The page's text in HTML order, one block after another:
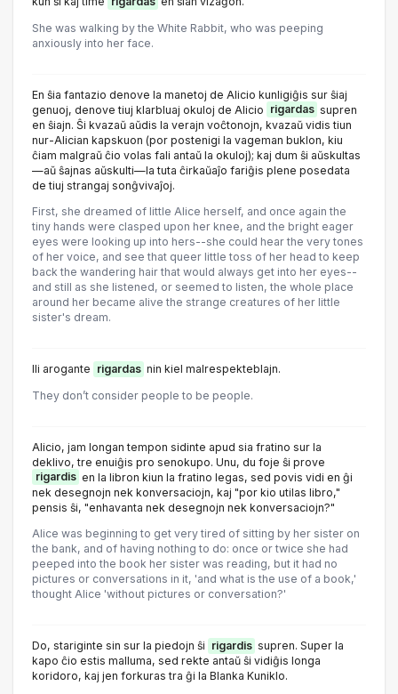
She was walking by the White Rabbit, who was peeping
anxiously into her face.
En ŝia fantazio denove la manetoj de Alicio kunligiĝis sur ŝiaj
genuoj, denove tiuj klarbluaj okuloj de Alicio rigardas supren
en ŝiajn. Ŝi kvazaŭ aŭdis la verajn voĉtonojn, kvazaŭ vidis tiun
nur-Alician kapskuon (por postenigi la vageman buklon, kiu
ĉiam malgraŭ ĉio volas fali antaŭ la okuloj); kaj dum ŝi aŭskultas
—aŭ ŝajnas aŭskulti—la tuta ĉirkaŭaĵo fariĝis plene posedata
de tiuj strangaj sonĝvivaĵoj.
First, she dreamed of little Alice herself, and once again the
tiny hands were clasped upon her knee, and the bright eager
eyes were looking up into hers--she could hear the very tones
of her voice, and see that queer little toss of her head to keep
back the wandering hair that would always get into her eyes--
and still as she listened, or seemed to listen, the whole place
around her became alive the strange creatures of her little
sister's dream.
Ili arogante rigardas nin kiel malrespekteblajn.
They don’t consider people to be people.
Alicio, jam longan tempon sidinte apud sia fratino sur la
deklivo, tre enuiĝis pro senokupo. Unu, du foje ŝi prove
rigardis en la libron kiun la fratino legas, sed povis vidi en ĝi
nek desegnojn nek konversaciojn, kaj "por kio utilas libro,"
pensis ŝi, "enhavanta nek desegnojn nek konversaciojn?"
Alice was beginning to get very tired of sitting by her sister on
the bank, and of having nothing to do: once or twice she had
peeped into the book her sister was reading, but it had no
pictures or conversations in it, 'and what is the use of a book,'
thought Alice 'without pictures or conversation?'
Do, stariginte sin sur la piedojn ŝi rigardis supren. Super la
kapo ĉio estis malluma, sed rekte antaŭ ŝi vidiĝis longa
koridoro, kaj jen forkuras tra ĝi la Blanka Kuniklo.